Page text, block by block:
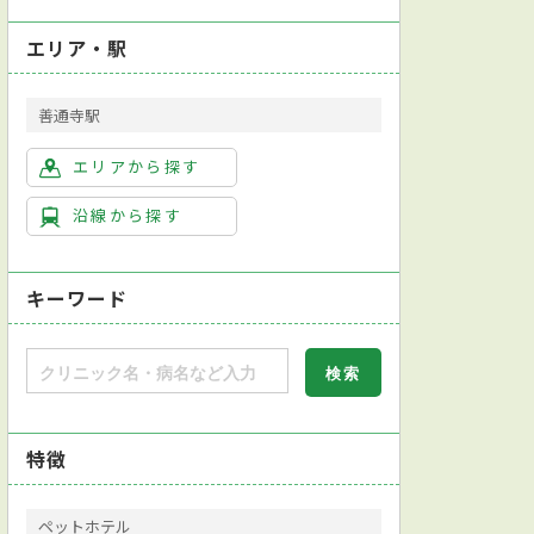
エリア・駅
善通寺駅
エリアから探す
沿線から探す
キーワード
特徴
ペットホテル